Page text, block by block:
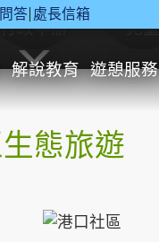
答 處長信箱
解說教育 遊憩服務
行政申辦 兒童
態旅遊